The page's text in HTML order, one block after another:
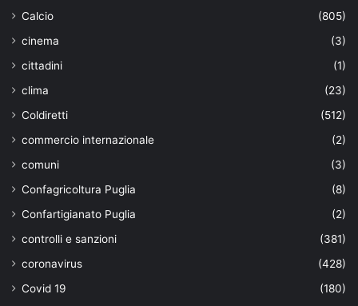
Calcio
(805)
cinema
(3)
cittadini
(1)
clima
(23)
Coldiretti
(512)
commercio internazionale
(2)
comuni
(3)
Confagricoltura Puglia
(8)
Confartigianato Puglia
(2)
controlli e sanzioni
(381)
coronavirus
(428)
Covid 19
(180)